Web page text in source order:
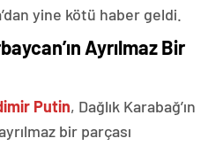
yine kötü haber geldi.
Ayrılmaz Bir
Putin, Dağlık Karabağ’ın
bir parçası